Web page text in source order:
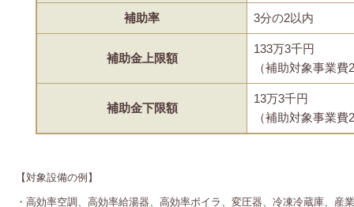
補助率 3分の2以内
補助金上限額
133万3千円
（補助対象事業費
補助金下限額
13万3千円
（補助対象事業費
【対象設備の例】
・高効率空調、高効率給湯器、高効率ボイラ、変圧器、冷凍冷蔵庫、産